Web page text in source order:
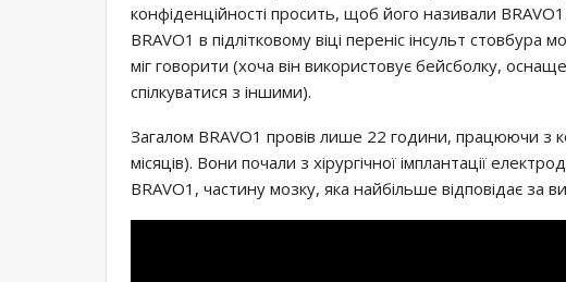
конфіденційності просить, щоб його називали
BRAVO1 в підлітковому віці переніс інсульт стовбура
міг говорити (хоча він використовує бейсболку,
спілкуватися з іншими).
Загалом BRAVO1 провів лише 22 години, працюючи з
місяців). Вони почали з хірургічної імплантації
BRAVO1, частину мозку, яка найбільше відповідає за